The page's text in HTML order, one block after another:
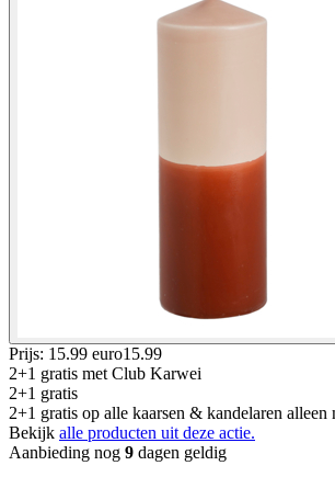
Prijs: 15.99 euro15.99
2+1 gratis met Club Karwei
2+1 gratis
2+1 gratis op alle kaarsen & kandelaren
Bekijk alle producten uit deze actie.
Aanbieding nog 9 dagen geldig